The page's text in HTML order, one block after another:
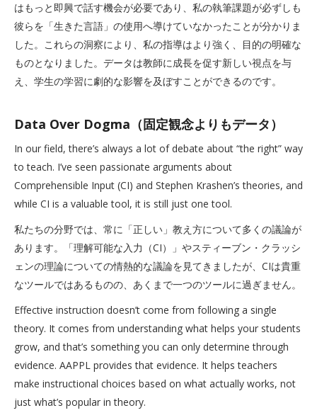
はもっと即興で話す機会が必要であり、私の執筆課題が必ずしも
彼らを「生きた言語」の使用へ導けていなかったことが分かりま
した。これらの洞察により、私の指導はより強く、目的の明確な
ものとなりました。データは教師に成長を促す新しい視点を与
え、学生の学習に劇的な影響を及ぼすことができるのです。
Data Over Dogma（固定観念よりもデータ）
In our field, there’s always a lot of debate about “the right” way
to teach. I’ve seen passionate arguments about
Comprehensible Input (CI) and Stephen Krashen’s theories, and
while CI is a valuable tool, it is still just one tool.
私たちの分野では、常に「正しい」教え方について多くの議論が
あります。「理解可能な入力（CI）」やスティーブン・クラッシ
ェンの理論についての情熱的な議論を見てきましたが、CIは貴重
なツールではあるものの、あくまで一つのツールに過ぎません。
Effective instruction doesn’t come from following a single
theory. It comes from understanding what helps your students
grow, and that’s something you can only determine through
evidence. AAPPL provides that evidence. It helps teachers
make instructional choices based on what actually works, not
just what’s popular in theory.